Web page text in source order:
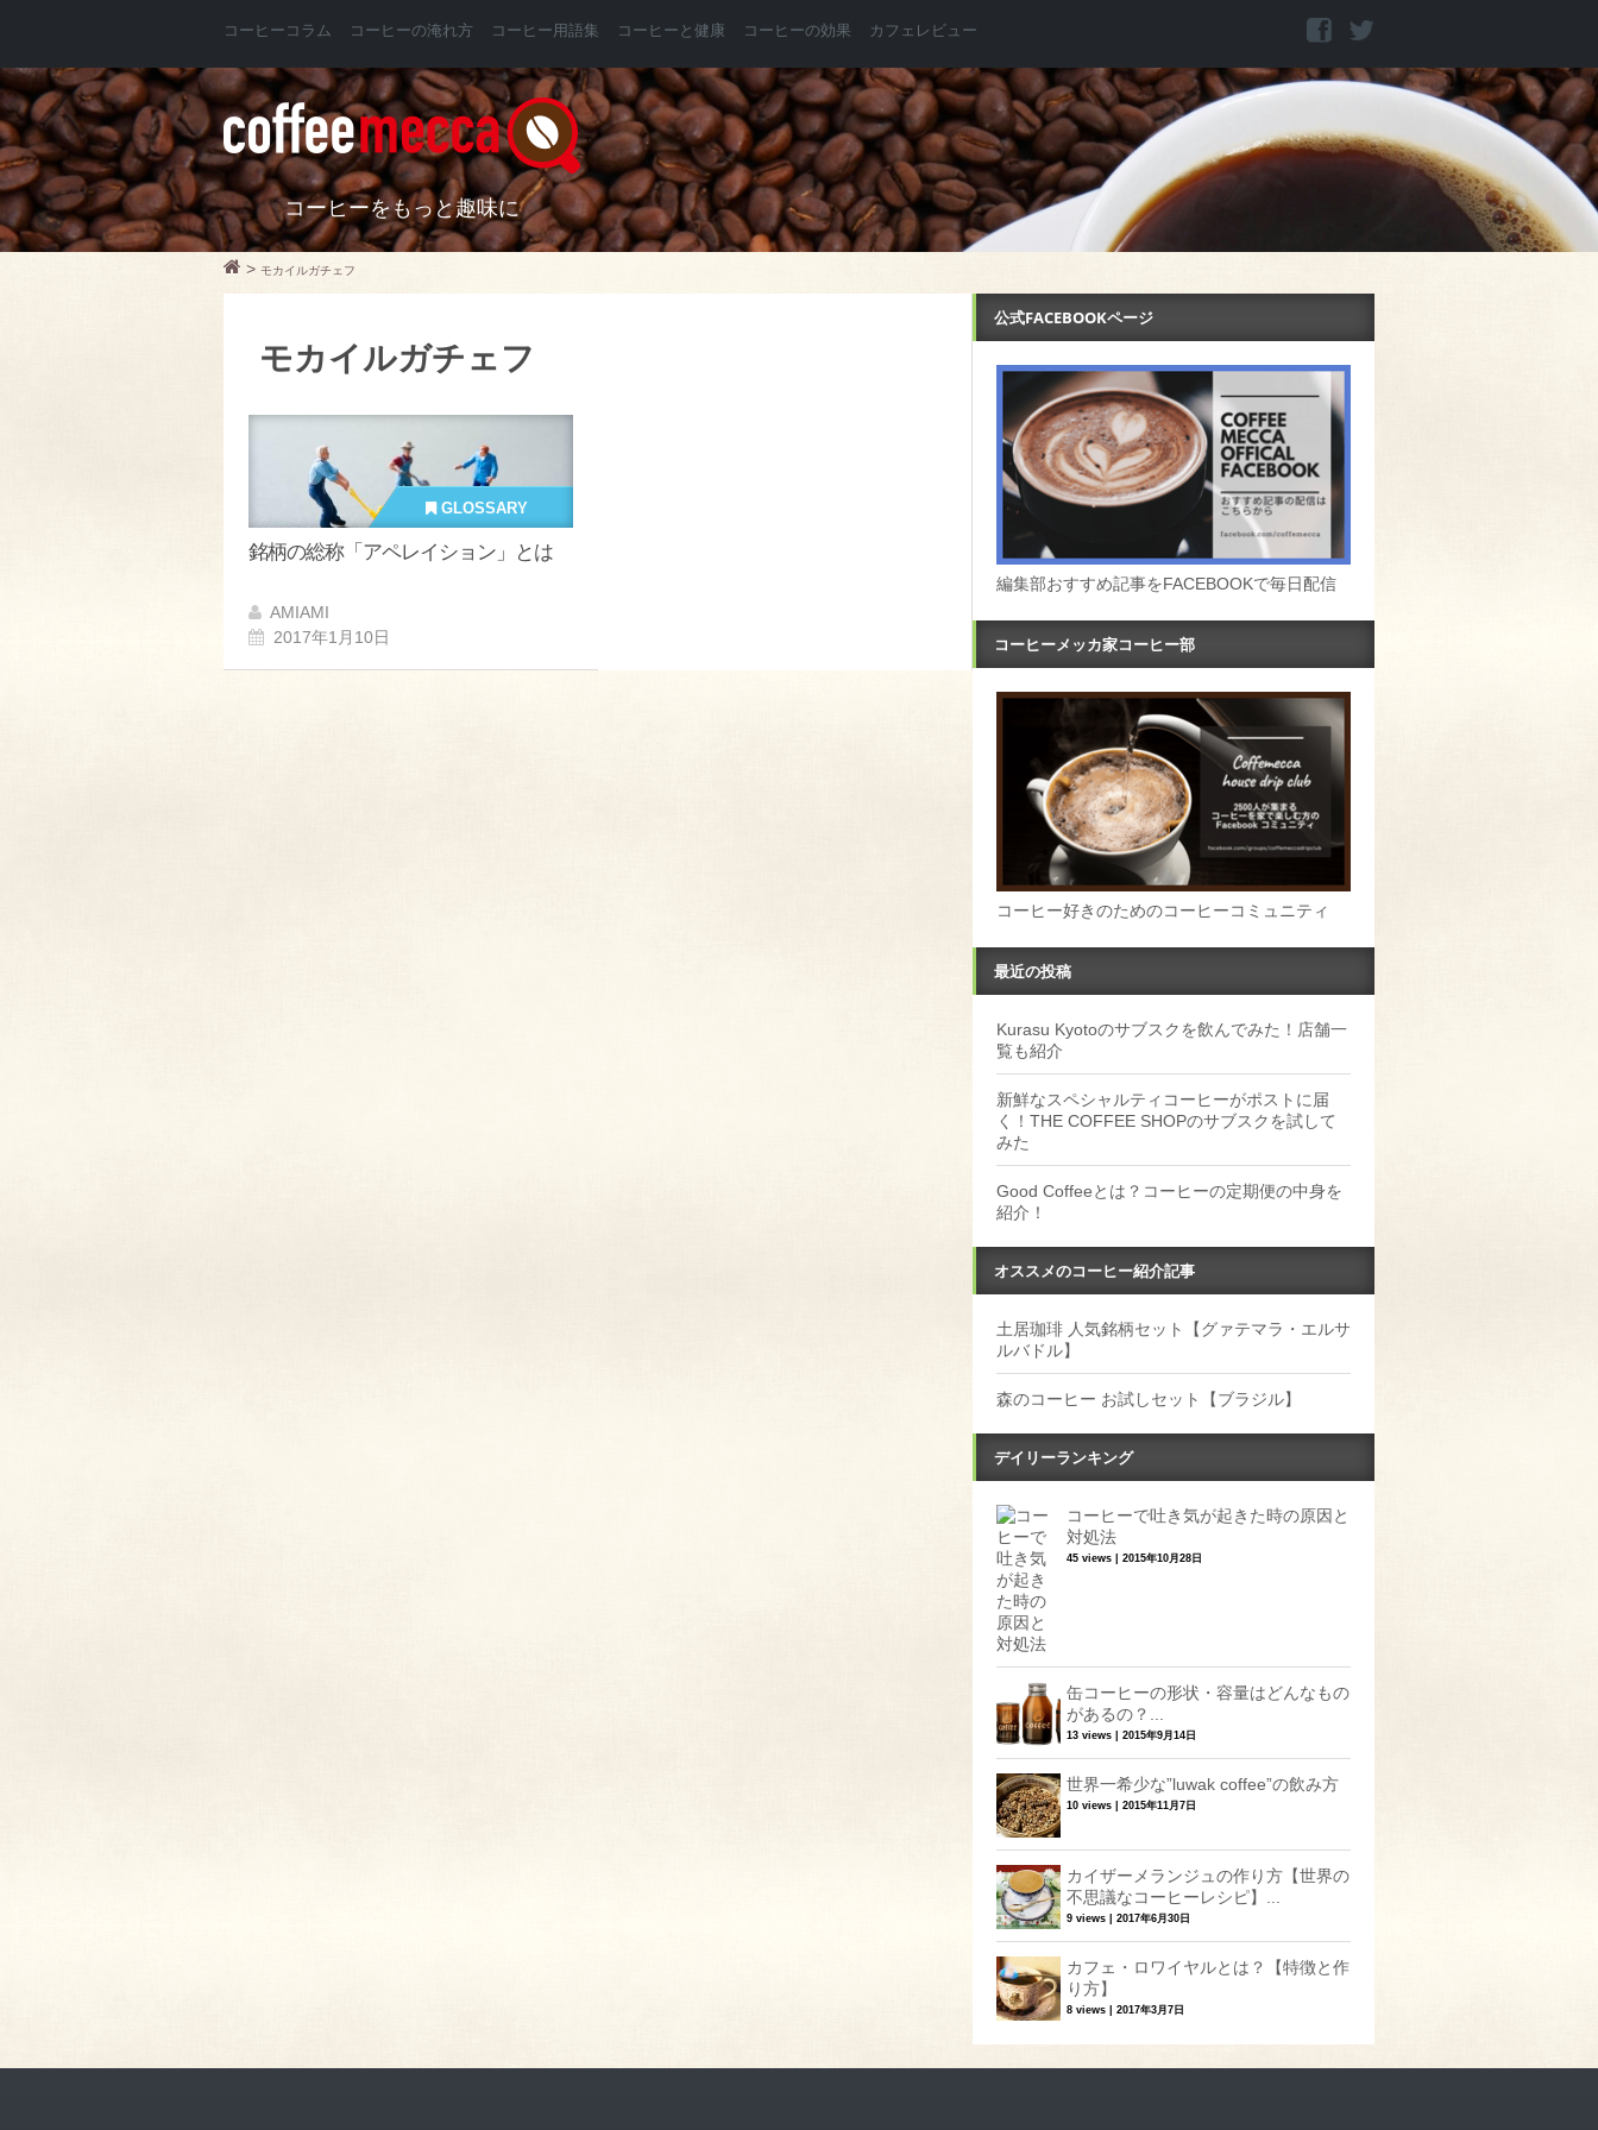
コーヒーコラム コーヒーの淹れ方 コーヒー用語集 コーヒーと健康 コーヒーの効果 カフェレビュー
コーヒーをもっと趣味に
> モカイルガチェフ
モカイルガチェフ
GLOSSARY
銘柄の総称「アペレイション」とは
AMIAMI
2017年1月10日
公式FACEBOOKページ
編集部おすすめ記事をFACEBOOKで毎日配信
コーヒーメッカ家コーヒー部
コーヒー好きのためのコーヒーコミュニティ
最近の投稿
Kurasu Kyotoのサブスクを飲んでみた！店舗一
覧も紹介
新鮮なスペシャルティコーヒーがポストに届
く！THE COFFEE SHOPのサブスクを試して
みた
Good Coffeeとは？コーヒーの定期便の中身を
紹介！
オススメのコーヒー紹介記事
土居珈琲 人気銘柄セット【グァテマラ・エルサ
ルバドル】
森のコーヒー お試しセット【ブラジル】
デイリーランキング
コーヒーで吐き気が起きた時の原因と
対処法
45 views 2015年10月28日
缶コーヒーの形状・容量はどんなもの
があるの？...
13 views 2015年9月14日
世界一希少な”luwak coffee”の飲み方
10 views 2015年11月7日
カイザーメランジュの作り方【世界の
不思議なコーヒーレシピ】...
9 views 2017年6月30日
カフェ・ロワイヤルとは？【特徴と作
り方】
8 views 2017年3月7日